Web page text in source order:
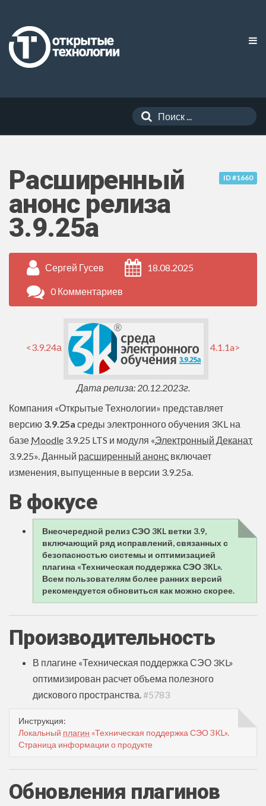
ID #1660
Расширенный
анонс релиза
3.9.25a
Сергей Гусев 18.08.2025
0 Комментариев
<3.9.24а 4.1.1a>
Дата релиза: 20.12.2023г.
Компания «Открытые Технологии» представляет
версию 3.9.25a среды электронного обучения 3KL на
базе Moodle 3.9.25 LTS и модуля «Электронный Деканат
3.9.25». Данный расширенный анонс включает
изменения, выпущенные в версии 3.9.25a.
В фокусе
Внеочередной релиз СЭО 3КL ветки 3.9,
включающий ряд исправлений, связанных с
безопасностью системы и оптимизацией
плагина «Техническая поддержка СЭО 3КL».
Всем пользователям более ранних версий
рекомендуется обновиться как можно скорее.
Производительность
В плагине «Техническая поддержка СЭО 3KL»
оптимизирован расчет объема полезного
дискового пространства. #5783
Инструкция:
Локальный плагин «Техническая поддержка СЭО 3KL».
Страница информации о продукте
Обновления плагинов